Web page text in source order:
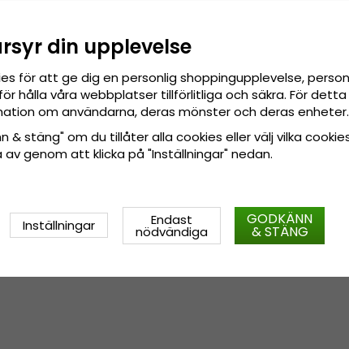
din upplevelse
för att ge dig en personlig shoppingupplevelse,
hålla våra webbplatser tillförlitliga och säkra. För
om användarna, deras mönster och deras enheter.
& stäng" om du tillåter alla cookies eller välj vilka
av genom att klicka på "Inställningar" nedan.
Inställningar Endast
nödvändiga
GODKÄNN
& STÄNG